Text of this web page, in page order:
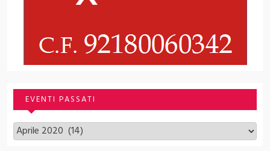
EVENTI PASSATI
Archivi